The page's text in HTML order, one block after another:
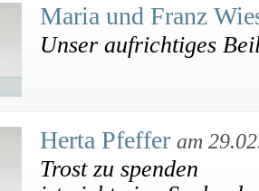
Maria und Franz
Unser aufrichtiges
Herta Pfeffer am
Trost zu spenden